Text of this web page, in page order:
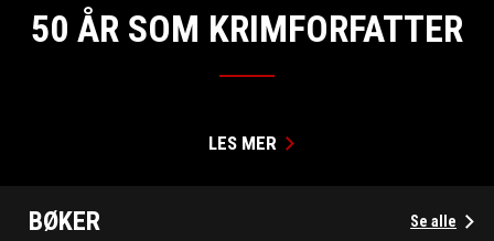
50 ÅR SOM KRIMFORFATTER
LES MER
BØKER Se alle